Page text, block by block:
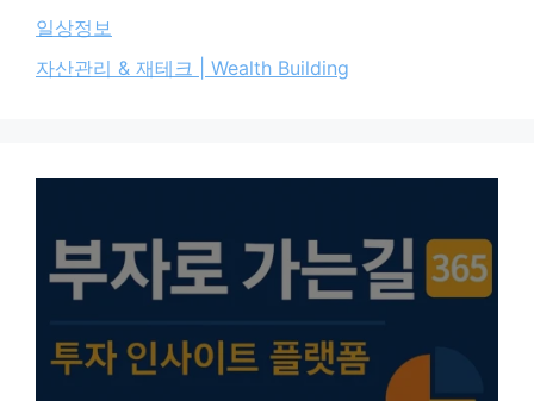
일상정보
자산관리 & 재테크 | Wealth Building